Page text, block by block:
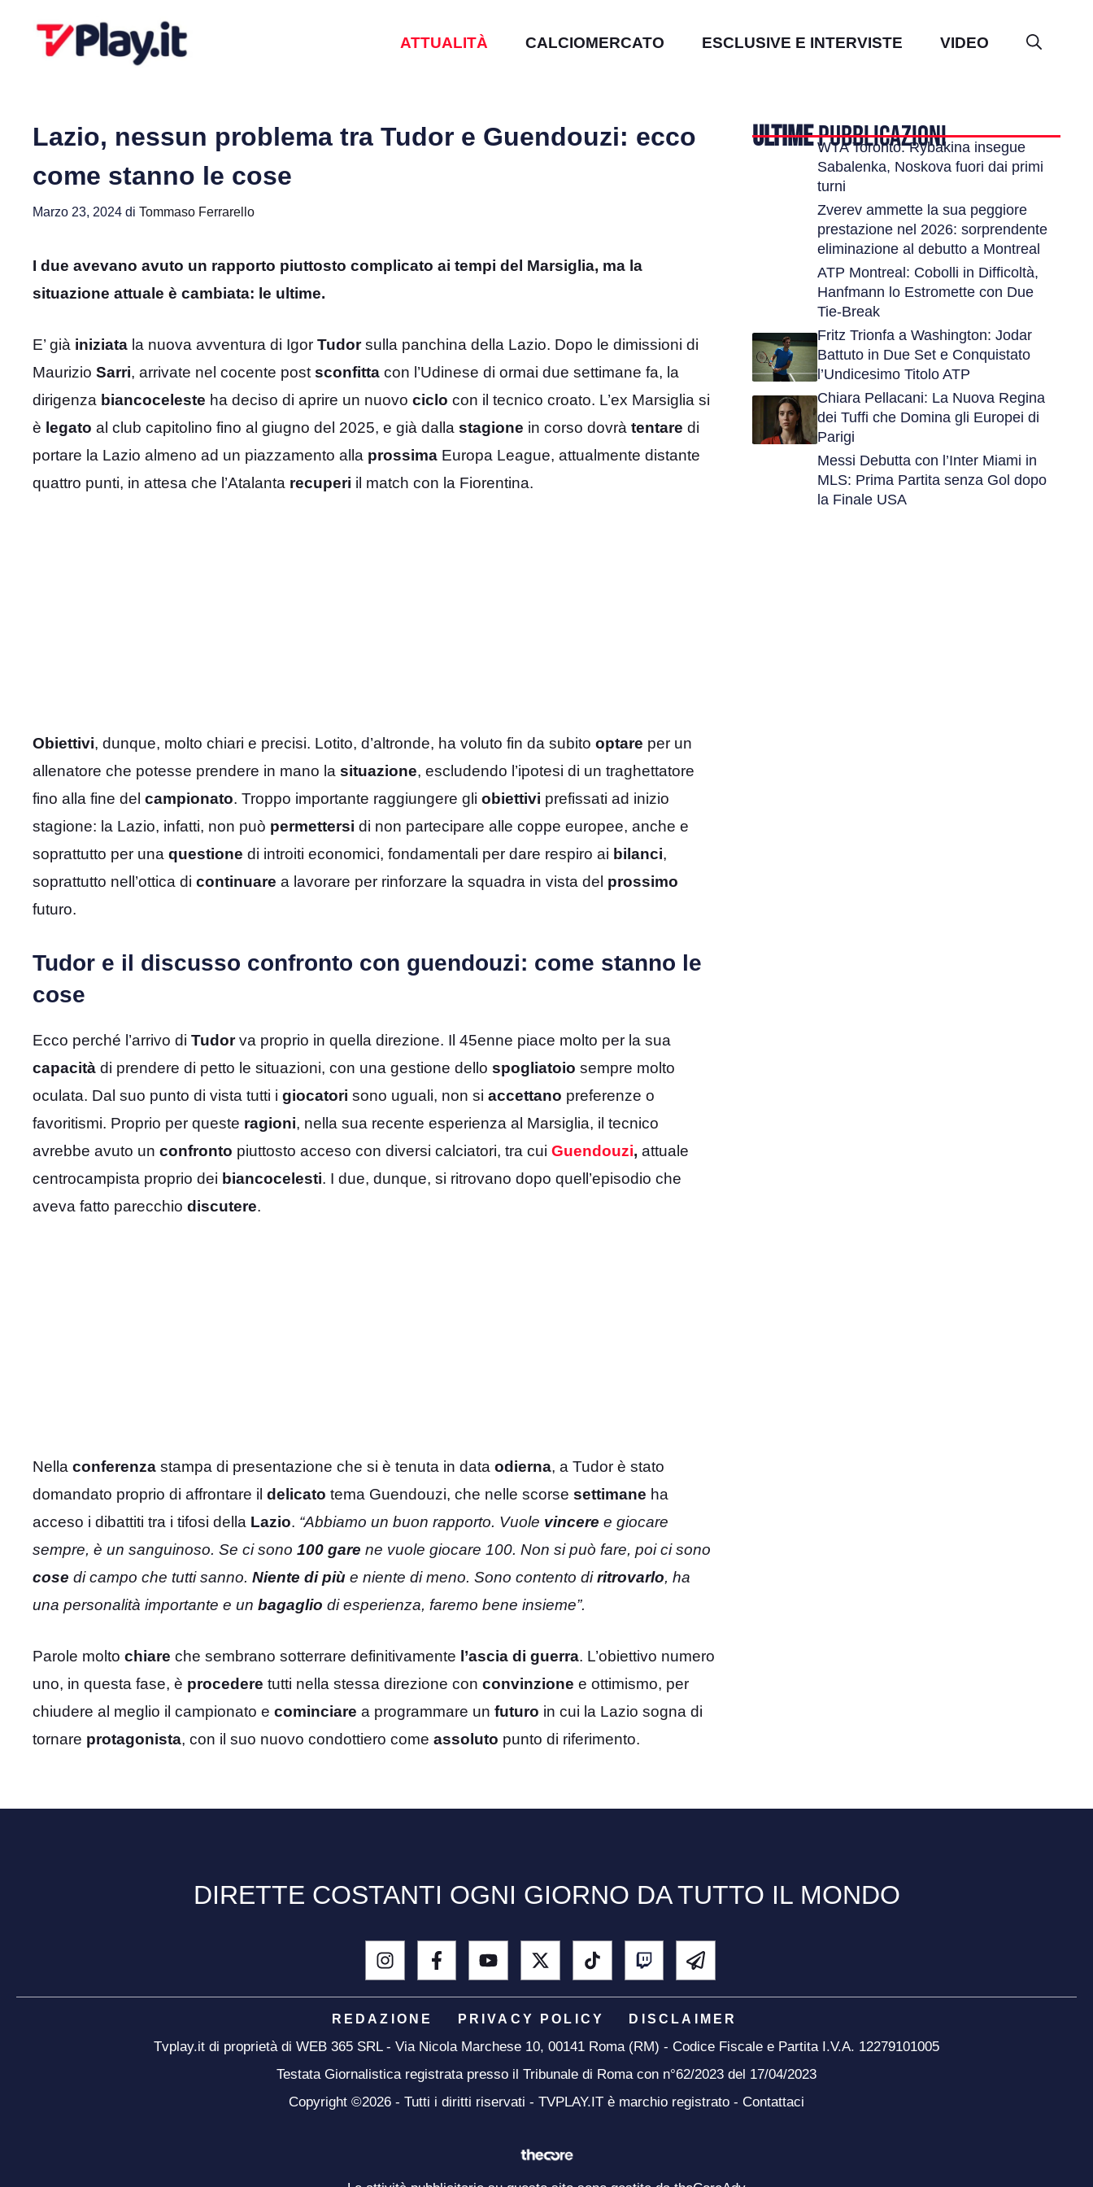
ATTUALITÀ CALCIOMERCATO ESCLUSIVE E INTERVISTE VIDEO
Lazio, nessun problema tra Tudor e Guendouzi: ecco
come stanno le cose
Marzo 23, 2024 di Tommaso Ferrarello
I due avevano avuto un rapporto piuttosto complicato ai tempi del Marsiglia, ma la
situazione attuale è cambiata: le ultime.
E’ già iniziata la nuova avventura di Igor Tudorsulla panchina della Lazio. Dopo le dimissioni di
Maurizio Sarri, arrivate nel cocente post sconfitta con l’Udinese di ormai due settimane fa, la
dirigenza biancoceleste ha deciso di aprire un nuovo ciclo con il tecnico croato. L’ex Marsiglia si
è legato al club capitolino fino al giugno del 2025, e già dalla stagione in corso dovrà tentare di
portare la Lazio almeno ad un piazzamento alla prossima Europa League, attualmente distante
quattro punti, in attesa che l’Atalanta recuperi il match con la Fiorentina.
Obiettivi, dunque, molto chiari e precisi. Lotito, d’altronde, ha voluto fin da subito optare per un
allenatore che potesse prendere in mano la situazione, escludendo l’ipotesi di un traghettatore
fino alla fine del campionato. Troppo importante raggiungere gli obiettivi prefissati ad inizio
stagione: la Lazio, infatti, non può permettersi di non partecipare alle coppe europee, anche e
soprattutto per una questione di introiti economici, fondamentali per dare respiro ai bilanci,
soprattutto nell’ottica di continuare a lavorare per rinforzare la squadra in vista del prossimo
futuro.
Tudor e il discusso confronto con guendouzi: come stanno le
cose
Ecco perché l’arrivo di Tudorva proprio in quella direzione. Il 45enne piace molto per la sua
capacità di prendere di petto le situazioni, con una gestione dello spogliatoio sempre molto
oculata. Dal suo punto di vista tutti i giocatori sono uguali, non si accettano preferenze o
favoritismi. Proprio per queste ragioni, nella sua recente esperienza al Marsiglia, il tecnico
avrebbe avuto un confronto piuttosto acceso con diversi calciatori, tra cui Guendouzi, attuale
centrocampista proprio dei biancocelesti. I due, dunque, si ritrovano dopo quell’episodio che
aveva fatto parecchio discutere.
Nella conferenza stampa di presentazione che si è tenuta in data odierna, a Tudor è stato
domandato proprio di affrontare il delicato tema Guendouzi, che nelle scorse settimane ha
acceso i dibattiti tra i tifosi della Lazio. “Abbiamo un buon rapporto. Vuole vincere e giocare
sempre, è un sanguinoso. Se ci sono 100 gare ne vuole giocare 100. Non si può fare, poi ci sono
cose di campo che tutti sanno. Niente di più e niente di meno. Sono contento diritrovarlo, ha
una personalità importante e un bagaglio di esperienza, faremo bene insieme”.
Parole molto chiare che sembrano sotterrare definitivamente l’ascia di guerra. L’obiettivo numero
uno, in questa fase, è procedere tutti nella stessa direzione con convinzione e ottimismo, per
chiudere al meglio il campionato e cominciare a programmare un futuro in cui la Lazio sogna di
tornare protagonista, con il suo nuovo condottiero come assoluto punto di riferimento.
ULTIMEPUBBLICAZIONI
WTA Toronto: Rybakina insegue
Sabalenka, Noskova fuori dai primi
turni
Zverev ammette la sua peggiore
prestazione nel 2026: sorprendente
eliminazione al debutto a Montreal
ATP Montreal: Cobolli in Difficoltà,
Hanfmann lo Estromette con Due
Tie-Break
Fritz Trionfa a Washington: Jodar
Battuto in Due Set e Conquistato
l’Undicesimo Titolo ATP
Chiara Pellacani: La Nuova Regina
dei Tuffi che Domina gli Europei di
Parigi
Messi Debutta con l’Inter Miami in
MLS: Prima Partita senza Gol dopo
la Finale USA
DIRETTE COSTANTI OGNI GIORNO DA TUTTO IL MONDO
REDAZIONE PRIVACY POLICY DISCLAIMER
Tvplay.it di proprietà di WEB 365 SRL - Via Nicola Marchese 10, 00141 Roma (RM) - Codice Fiscale e Partita I.V.A. 12279101005
Testata Giornalistica registrata presso il Tribunale di Roma con n°62/2023 del 17/04/2023
Copyright ©2026 - Tutti i diritti riservati - TVPLAY.IT è marchio registrato - Contattaci